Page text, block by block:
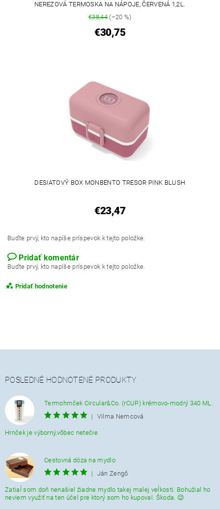
NEREZOVÁ TERMOSKA NA NÁPOJE, ČERVENÁ 1,2L.
€38,44(–20 %)
€30,75
DESIATOVÝ BOX MONBENTO TRESOR PINK BLUSH
€23,47
Buďte prvý, kto napíše príspevok k tejto položke.
Pridať komentár
Buďte prvý, kto napíše príspevok k tejto položke.
Pridať hodnotenie
POSLEDNÉ HODNOTENÉ PRODUKTY
Termohrnček Circular&Co. (rCUP) krémovo-modrý 340 ML.
|
Vilma Nemcová
Hrnček je výborný,vôbec netečie
Cestovná dóza na mydlo
|
Ján Zengő
Zatiaĺ som doň nenašiel žiadne mydlo takej malej veĺkosti. Bohužial ho
neviem využiť na ten účel pre ktorý som ho kupoval. Škoda. 😉